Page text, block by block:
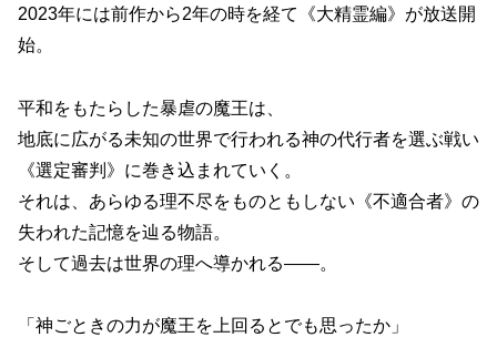
2023年には前作から2年の時を経て《大精霊編》が放送開
始。
平和をもたらした暴虐の魔王は、
地底に広がる未知の世界で行われる神の代行者を選ぶ戦い
《選定審判》に巻き込まれていく。
それは、あらゆる理不尽をものともしない《不適合者》の
失われた記憶を辿る物語。
そして過去は世界の理へ導かれる——。
「神ごときの力が魔王を上回るとでも思ったか」